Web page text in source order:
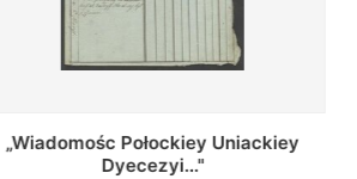
Regestr Parochow Dekanatu
Brzeskiego